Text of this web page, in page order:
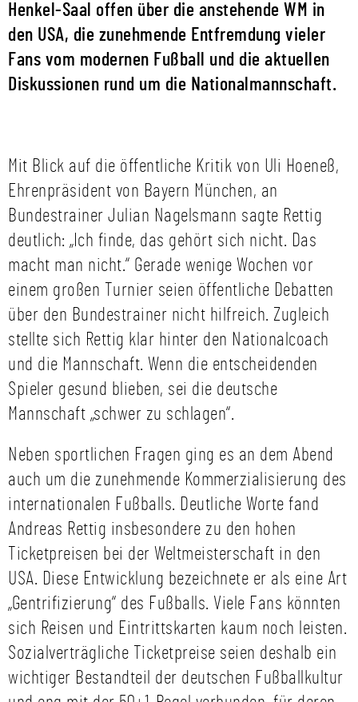
Henkel-Saal offen über die anstehende WM in
den USA, die zunehmende Entfremdung vieler
Fans vom modernen Fußball und die aktuellen
Diskussionen rund um die Nationalmannschaft.
Mit Blick auf die öffentliche Kritik von Uli Hoeneß,
Ehrenpräsident von Bayern München, an
Bundestrainer Julian Nagelsmann sagte Rettig
deutlich: „Ich finde, das gehört sich nicht. Das
macht man nicht.“ Gerade wenige Wochen vor
einem großen Turnier seien öffentliche Debatten
über den Bundestrainer nicht hilfreich. Zugleich
stellte sich Rettig klar hinter den Nationalcoach
und die Mannschaft. Wenn die entscheidenden
Spieler gesund blieben, sei die deutsche
Mannschaft „schwer zu schlagen“.
Neben sportlichen Fragen ging es an dem Abend
auch um die zunehmende Kommerzialisierung des
internationalen Fußballs. Deutliche Worte fand
Andreas Rettig insbesondere zu den hohen
Ticketpreisen bei der Weltmeisterschaft in den
USA. Diese Entwicklung bezeichnete er als eine Art
„Gentrifizierung“ des Fußballs. Viele Fans könnten
sich Reisen und Eintrittskarten kaum noch leisten.
Sozialverträgliche Ticketpreise seien deshalb ein
wichtiger Bestandteil der deutschen Fußballkultur